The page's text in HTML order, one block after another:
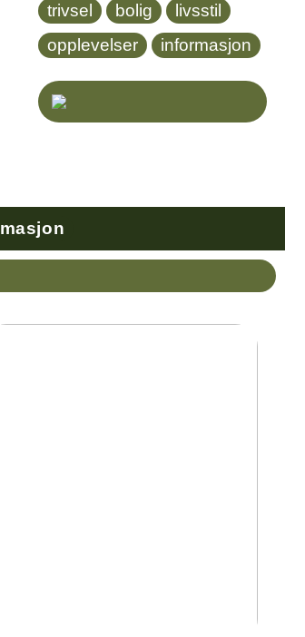
trivsel
bolig
livsstil
opplevelser
informasjon